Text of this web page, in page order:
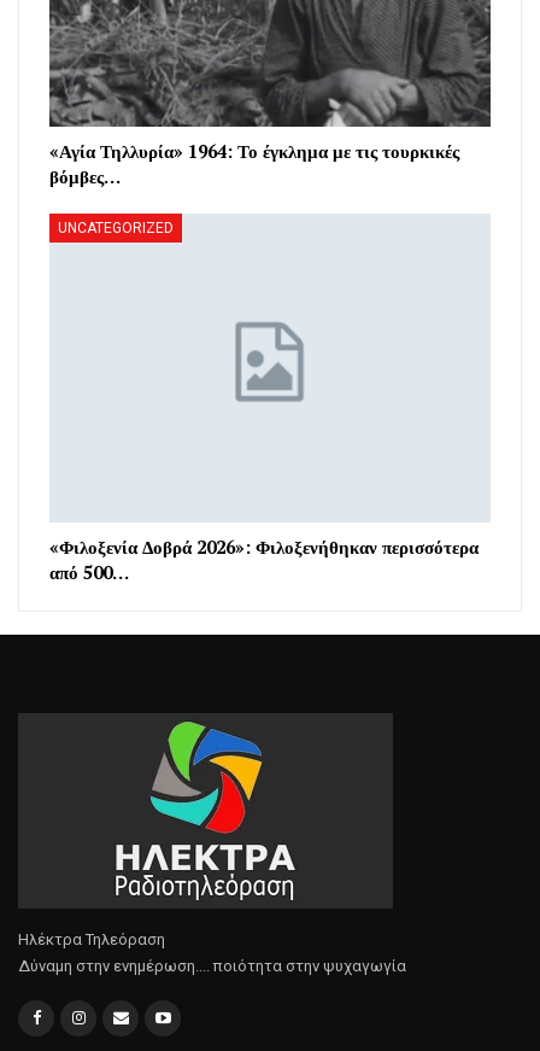
«Αγία Τηλλυρία» 1964: Το έγκλημα με τις τουρκικές
βόμβες…
UNCATEGORIZED
«Φιλοξενία Δοβρά 2026»: Φιλοξενήθηκαν περισσότερα
από 500…
Ηλέκτρα Τηλεόραση
Δύναμη στην ενημέρωση.... ποιότητα στην ψυχαγωγία